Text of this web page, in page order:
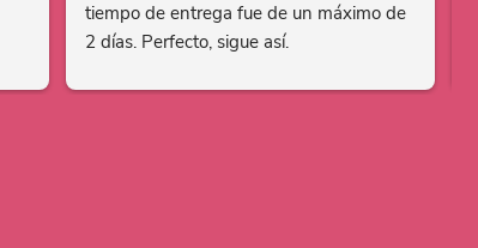
tiempo de entrega fue de un máximo de
2 días. Perfecto, sigue así.